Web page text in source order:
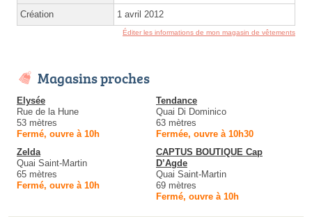
Création 1 avril 2012
Éditer les informations de mon magasin de vêtements
Magasins proches
Elysée
Rue de la Hune
53 mètres
Fermé, ouvre à 10h
Tendance
Quai Di Dominico
63 mètres
Fermée, ouvre à 10h30
Zelda
Quai Saint-Martin
65 mètres
Fermé, ouvre à 10h
CAPTUS BOUTIQUE Cap
D’Agde
Quai Saint-Martin
69 mètres
Fermé, ouvre à 10h